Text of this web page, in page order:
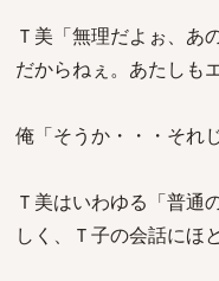
Ｔ美「無理だよぉ、あ
だからねぇ。あたしも
俺「そうか・・・それ
Ｔ美はいわゆる「普通
しく、Ｔ子の会話にほ